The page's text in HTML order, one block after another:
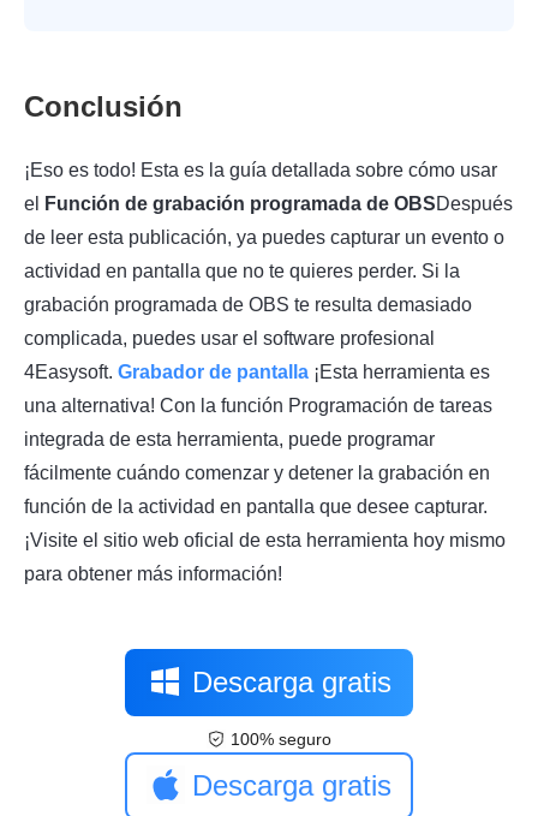
Conclusión
¡Eso es todo! Esta es la guía detallada sobre cómo usar
el
Función de grabación programada de OBSDespués
de leer esta publicación, ya puedes capturar un evento o
actividad en pantalla que no te quieres perder. Si la
grabación programada de OBS te resulta demasiado
complicada, puedes usar el software profesional
4Easysoft. Grabador de pantalla ¡Esta herramienta es
una alternativa! Con la función Programación de tareas
integrada de esta herramienta, puede programar
fácilmente cuándo comenzar y detener la grabación en
función de la actividad en pantalla que desee capturar.
¡Visite el sitio web oficial de esta herramienta hoy mismo
para obtener más información!
Descarga gratis
100% seguro
Descarga gratis